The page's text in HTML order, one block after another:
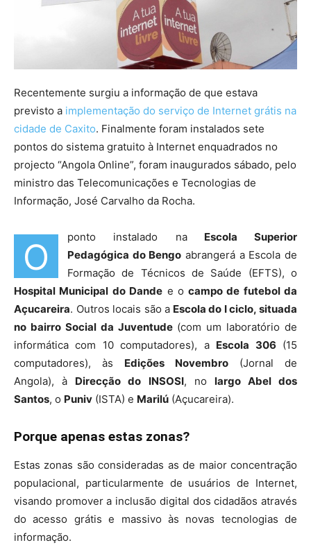
Recentemente surgiu a informação de que estava
previsto a implementação do serviço de Internet grátis na
cidade de Caxito. Finalmente foram instalados sete
pontos do sistema gratuito à Internet enquadrados no
projecto “Angola Online”, foram inaugurados sábado, pelo
ministro das Telecomunicações e Tecnologias de
Informação, José Carvalho da Rocha.
O ponto instalado naEscola Superior
Pedagógica do Bengo abrangerá a Escola de
Formação de Técnicos de Saúde (EFTS), o
Hospital Municipal do Dande e o campo de futebol da
Açucareira. Outros locais são a Escola do I ciclo, situada
no bairro Social da Juventude(com um laboratório de
informática com 10 computadores), a Escola 306 (15
computadores), às Edições Novembro (Jornal de
Angola), à Direcção do INSOSI, no largo Abel dos
Santos, o Puniv (ISTA) e Marilú (Açucareira).
Porque apenas estas zonas?
Estas zonas são consideradas as de maior concentração
populacional, particularmente de usuários de Internet,
visando promover a inclusão digital dos cidadãos através
do acesso grátis e massivo às novas tecnologias de
informação.